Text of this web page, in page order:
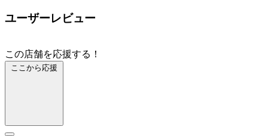
ユーザーレビュー
この店舗を応援する！
ここから応援